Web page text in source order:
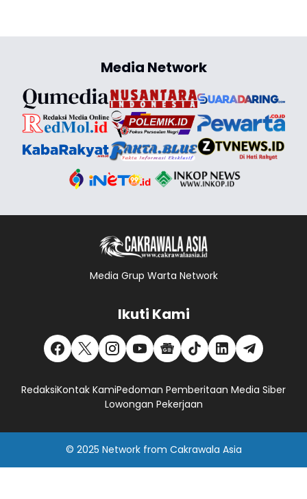
Media Network
Media Grup Warta Network
Ikuti Kami
RedaksiKontak KamiPedoman Pemberitaan Media Siber
Lowongan Pekerjaan
© 2025 Networkfrom Cakrawala Asia